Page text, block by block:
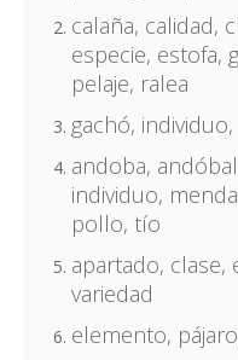
calaña, calidad,
especie, estofa,
pelaje, ralea
gachó,
andoba,
individuo,
pollo, tío
apartado, clase,
variedad
elemento,